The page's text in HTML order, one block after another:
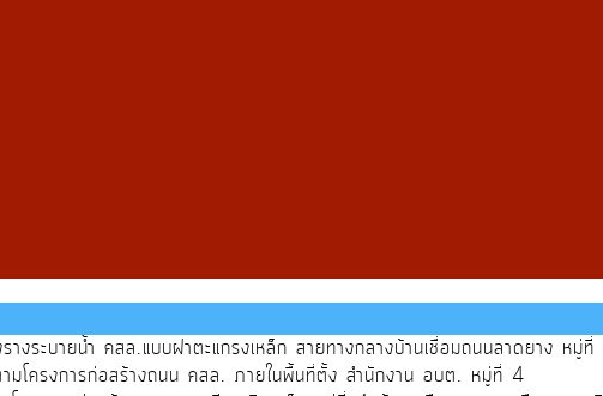
างระบายน้ำ คสล.แบบฝาตะแกรงเหล็ก สายทางกลางบ้านเชื่อมถนนลาดยาง หมู่ที่
ามโครงการก่อสร้างถนน คสล. ภายในพื้นที่ตั้ง สำนักงาน อบต. หมู่ที่ 4